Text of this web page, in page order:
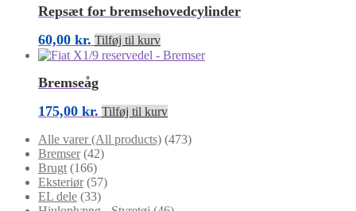
Repsæt for bremsehovedcylinder
60,00 kr. Tilføj til kurv
Bremseåg
175,00 kr. Tilføj til kurv
Alle varer (All products) (473)
Bremser (42)
Brugt (166)
Eksteriør (57)
EL dele (33)